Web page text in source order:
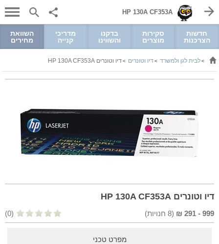
HP 130A CF353A
חדשות
הצרכנות
סקירות
מוצרים
בדקנו
והשווינו
מדריכי
קנייה
השוואת
מחירים
>לבית לגן ולמשרד >דיו וטונרים >דיו וטונרים HP 130A CF353A
דיו וטונרים HP 130A CF353A
999
-
291
₪
(
8 חנויות) (0)
מפרט טכני